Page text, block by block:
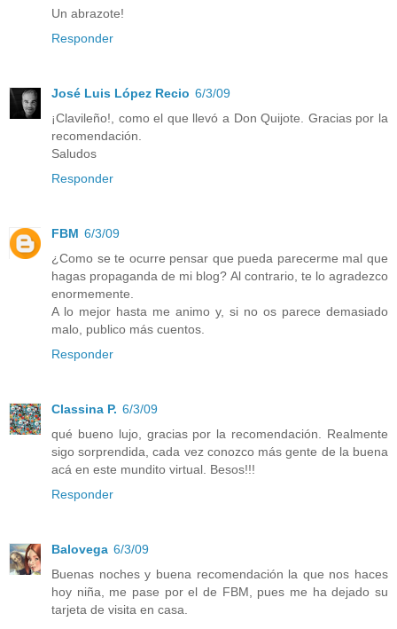
Un abrazote!
Responder
José Luis López Recio 6/3/09
¡Clavileño!, como el que llevó a Don Quijote. Gracias por la
recomendación.
Saludos
Responder
FBM 6/3/09
¿Como se te ocurre pensar que pueda parecerme mal que
hagas propaganda de mi blog? Al contrario, te lo agradezco
enormemente.
A lo mejor hasta me animo y, si no os parece demasiado
malo, publico más cuentos.
Responder
Classina P. 6/3/09
qué bueno lujo, gracias por la recomendación. Realmente
sigo sorprendida, cada vez conozco más gente de la buena
acá en este mundito virtual. Besos!!!
Responder
Balovega 6/3/09
Buenas noches y buena recomendación la que nos haces
hoy niña, me pase por el de FBM, pues me ha dejado su
tarjeta de visita en casa.